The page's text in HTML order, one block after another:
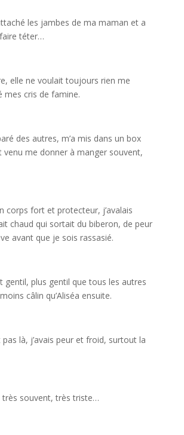
les jambes de ma maman et a
téter…
elle ne voulait toujours rien me
mes cris de famine.
des autres, m’a mis dans un box
me donner à manger souvent,
corps fort et protecteur, j’avalais
chaud qui sortait du biberon, de peur
avant que je sois rassasié.
gentil, plus gentil que tous les autres
câlin qu’Aliséa ensuite.
pas là, j’avais peur et froid, surtout la
très souvent, très triste…